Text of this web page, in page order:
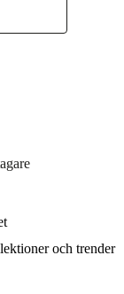
och trender